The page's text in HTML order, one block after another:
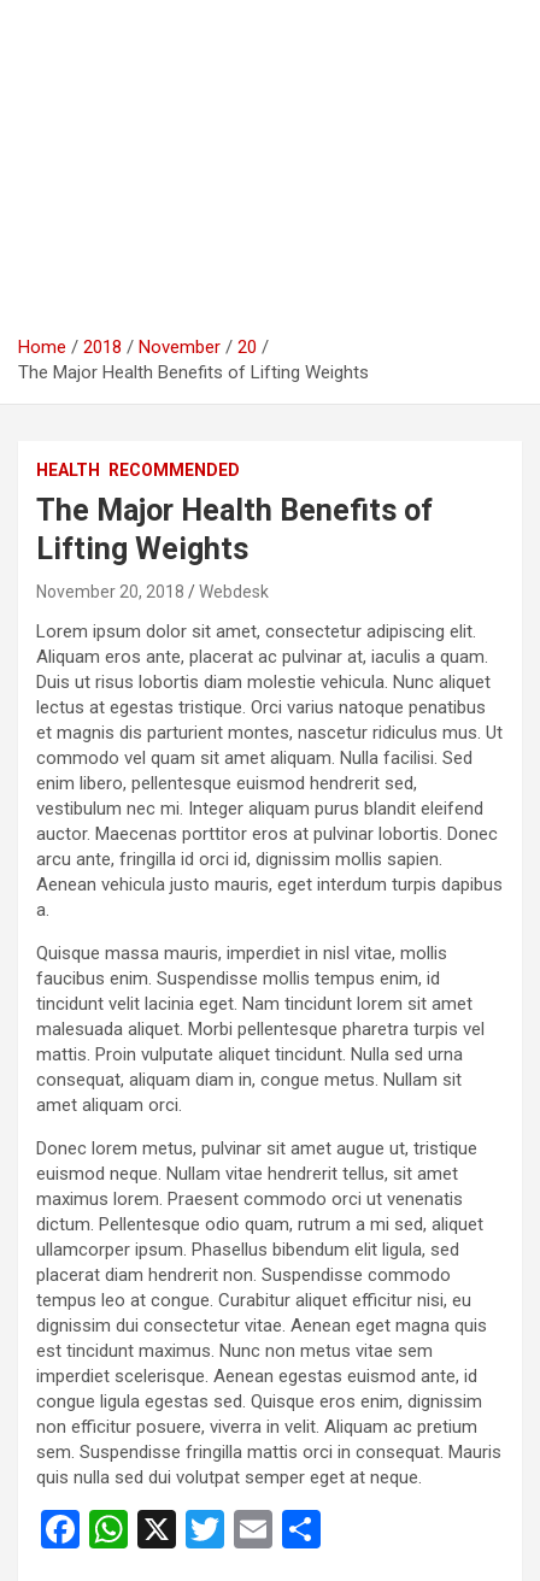
Home 2018 November
20
The Major Health Benefits of Lifting Weights
HEALTH RECOMMENDED
The Major Health Benefits of
Lifting Weights
November 20, 2018 Webdesk
Lorem ipsum dolor sit amet, consectetur adipiscing elit.
Aliquam eros ante, placerat ac pulvinar at, iaculis a quam.
Duis ut risus lobortis diam molestie vehicula. Nunc aliquet
lectus at egestas tristique. Orci varius natoque penatibus
et magnis dis parturient montes, nascetur ridiculus mus. Ut
commodo vel quam sit amet aliquam. Nulla facilisi. Sed
enim libero, pellentesque euismod hendrerit sed,
vestibulum nec mi. Integer aliquam purus blandit eleifend
auctor. Maecenas porttitor eros at pulvinar lobortis. Donec
arcu ante, fringilla id orci id, dignissim mollis sapien.
Aenean vehicula justo mauris, eget interdum turpis dapibus
a.
Quisque massa mauris, imperdiet in nisl vitae, mollis
faucibus enim. Suspendisse mollis tempus enim, id
tincidunt velit lacinia eget. Nam tincidunt lorem sit amet
malesuada aliquet. Morbi pellentesque pharetra turpis vel
mattis. Proin vulputate aliquet tincidunt. Nulla sed urna
consequat, aliquam diam in, congue metus. Nullam sit
amet aliquam orci.
Donec lorem metus, pulvinar sit amet augue ut, tristique
euismod neque. Nullam vitae hendrerit tellus, sit amet
maximus lorem. Praesent commodo orci ut venenatis
dictum. Pellentesque odio quam, rutrum a mi sed, aliquet
ullamcorper ipsum. Phasellus bibendum elit ligula, sed
placerat diam hendrerit non. Suspendisse commodo
tempus leo at congue. Curabitur aliquet efficitur nisi, eu
dignissim dui consectetur vitae. Aenean eget magna quis
est tincidunt maximus. Nunc non metus vitae sem
imperdiet scelerisque. Aenean egestas euismod ante, id
congue ligula egestas sed. Quisque eros enim, dignissim
non efficitur posuere, viverra in velit. Aliquam ac pretium
sem. Suspendisse fringilla mattis orci in consequat. Mauris
quis nulla sed dui volutpat semper eget at neque.
F
W X
T
E